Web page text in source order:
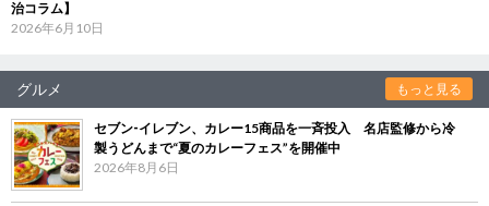
治コラム】
2026年6月10日
グルメ もっと見る
セブン‐イレブン、カレー15商品を一斉投入 名店監修から冷
製うどんまで“夏のカレーフェス”を開催中
2026年8月6日